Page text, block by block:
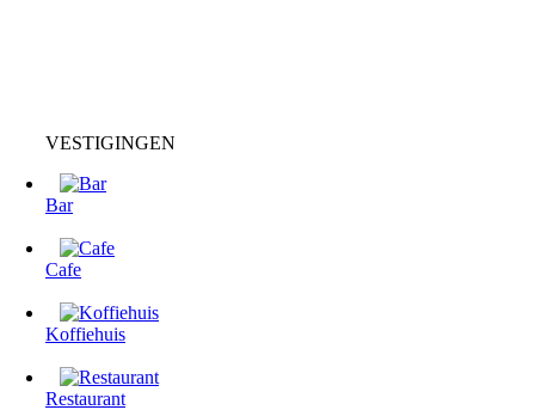
VESTIGINGEN
Bar
Cafe
Koffiehuis
Restaurant